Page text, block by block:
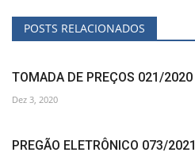
POSTS RELACIONADOS
TOMADA DE PREÇOS 021/2020
Dez 3, 2020
PREGÃO ELETRÔNICO 073/2021